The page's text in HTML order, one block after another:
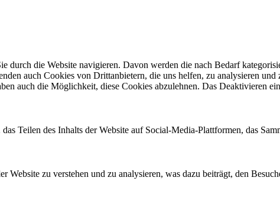
durch die Website navigieren. Davon werden die nach Bedarf
auch Cookies von Drittanbietern, die uns helfen, zu analysieren und
auch die Möglichkeit, diese Cookies abzulehnen. Das Deaktivieren
Teilen des Inhalts der Website auf Social-Media-Plattformen, das
zu verstehen und zu analysieren, was dazu beiträgt, den